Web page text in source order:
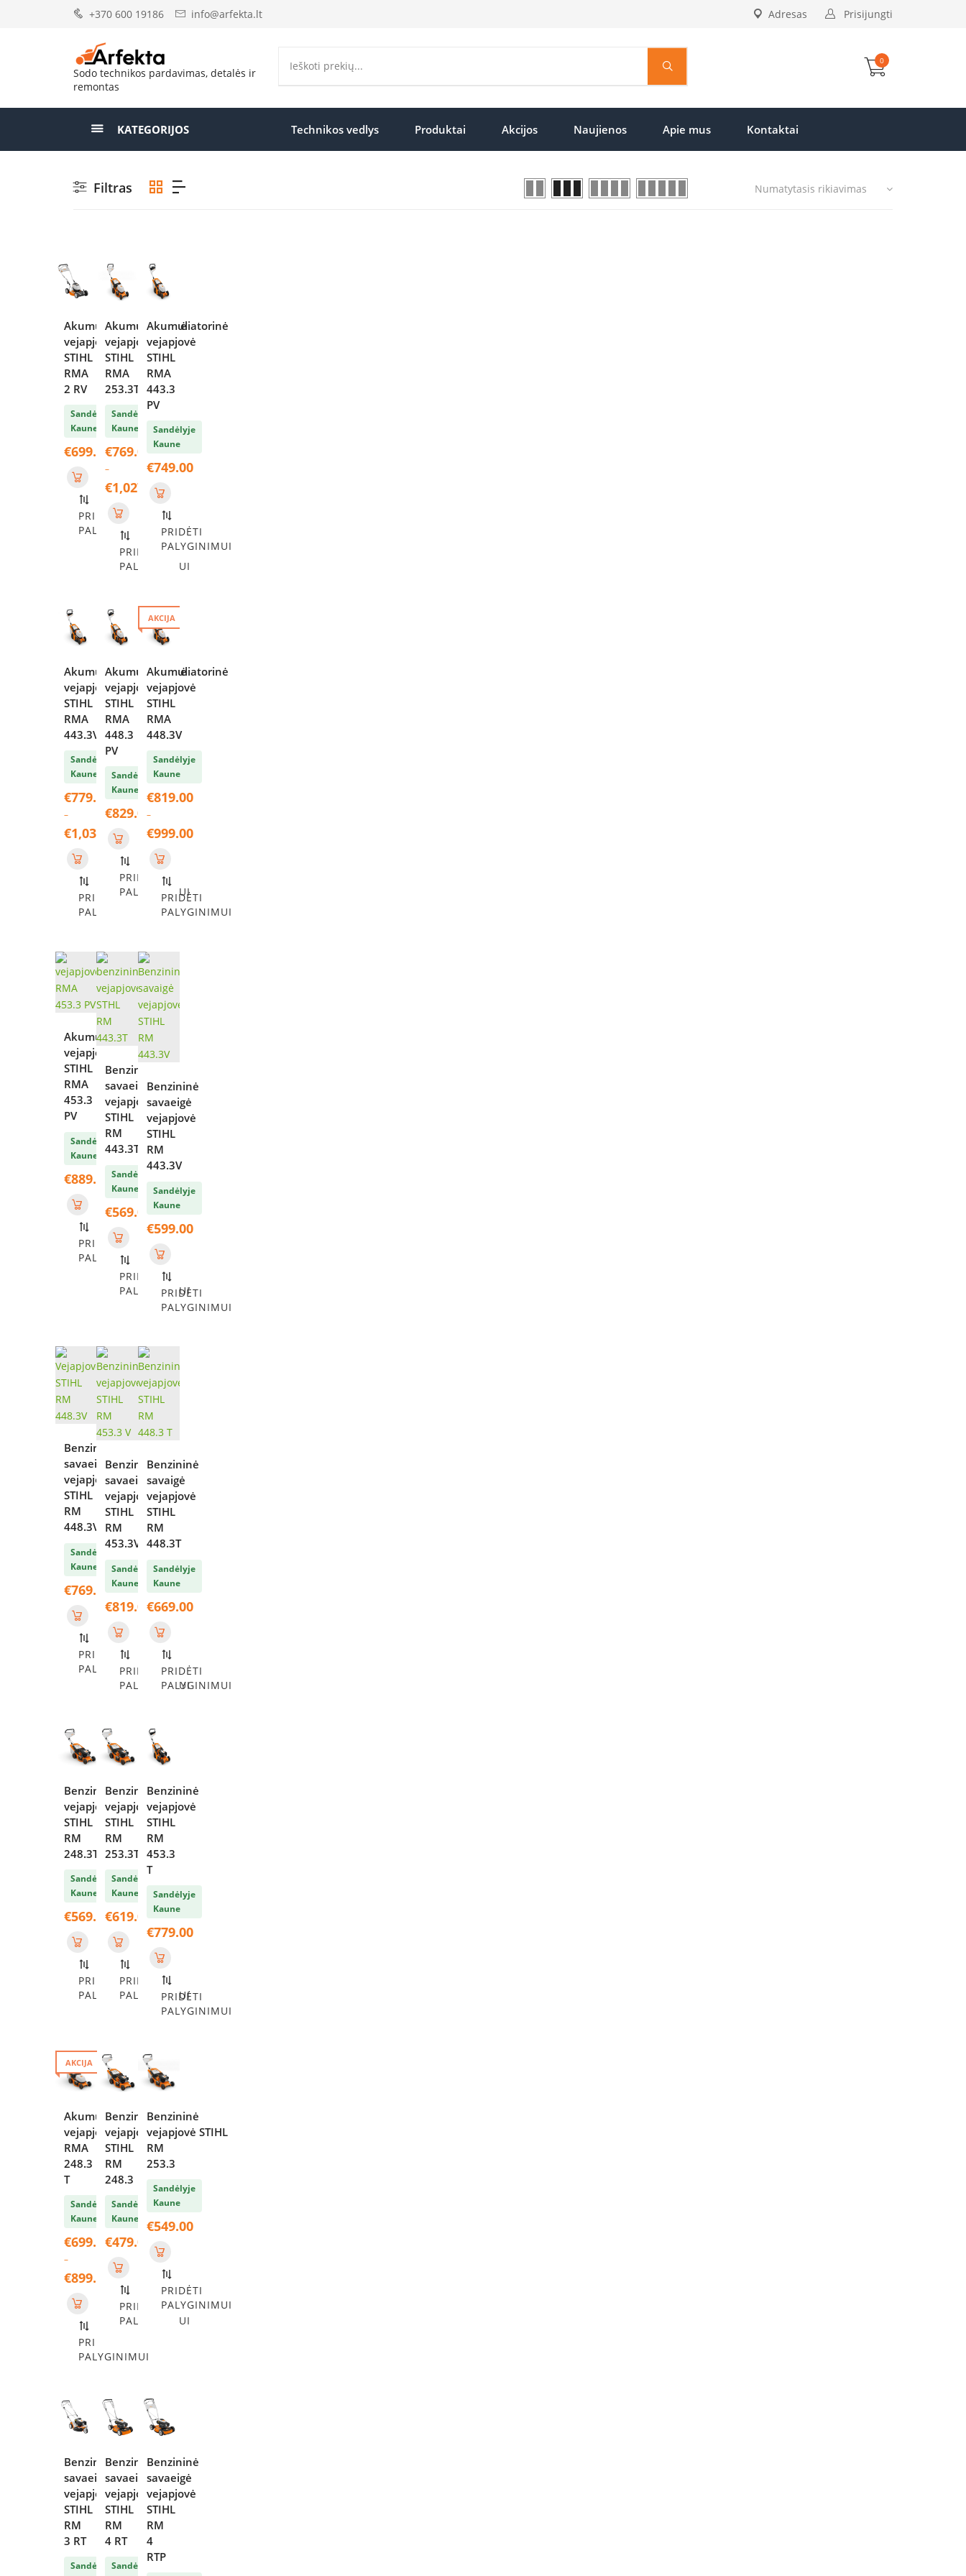
+370 600 19186 info@arfekta.lt Prisijungti
Adresas
Sodo technikos pardavimas, detalės ir
remontas
0
KATEGORIJOS Technikos vedlys Produktai Akcijos Naujienos Apie mus Kontaktai
Filtras
Akumuliatorinė
vejapjovė
STIHL
RMA
2 RV
Sandėlyje
Kaune
€699.00
PRIDĖTI
PALYGINIMUI
Akumuliatorinė
vejapjovė
STIHL
RMA
253.3T
Sandėlyje
Kaune
€769.00
–
€1,027.00
range:
€769.00
through
€1,027.00
PRIDĖTI
PALYGINIMUI
Akumuliatorinė
vejapjovė
STIHL
RMA
443.3
PV
Sandėlyje
Kaune
€749.00
PRIDĖTI
PALYGINIMUI
Akumuliatorinė
vejapjovė
STIHL
RMA
443.3V
Sandėlyje
Kaune
€779.00
–
€1,037.00
range:
€779.00
through
€1,037.00
PRIDĖTI
PALYGINIMUI
Akumuliatorinė
vejapjovė
STIHL
RMA
448.3
PV
Sandėlyje
Kaune
€829.00
PRIDĖTI
PALYGINIMUI
AKCIJA
Akumuliatorinė
vejapjovė
STIHL
RMA
448.3V
Sandėlyje
Kaune
€819.00
–
€999.00
range:
€819.00
through
€999.00
PRIDĖTI
PALYGINIMUI
Akumuliatorinė
vejapjovė
STIHL
RMA
453.3
PV
Sandėlyje
Kaune
€889.00
PRIDĖTI
PALYGINIMUI
Benzininė
savaeigė
vejapjovė
STIHL
RM
443.3T
Sandėlyje
Kaune
€569.00
PRIDĖTI
PALYGINIMUI
Benzininė
savaeigė
vejapjovė
STIHL
RM
443.3V
Sandėlyje
Kaune
€599.00
PRIDĖTI
PALYGINIMUI
Benzininė
savaeigė
vejapjovė
STIHL
RM
448.3V
Sandėlyje
Kaune
€769.00
PRIDĖTI
PALYGINIMUI
Benzininė
savaeigė
vejapjovė
STIHL
RM
453.3V
Sandėlyje
Kaune
€819.00
PRIDĖTI
PALYGINIMUI
Benzininė
savaigė
vejapjovė
STIHL
RM
448.3T
Sandėlyje
Kaune
€669.00
PRIDĖTI
PALYGINIMUI
Benzininė
vejapjovė
STIHL
RM
248.3T
Sandėlyje
Kaune
€569.00
PRIDĖTI
PALYGINIMUI
Benzininė
vejapjovė
STIHL
RM
253.3T
Sandėlyje
Kaune
€619.00
PRIDĖTI
PALYGINIMUI
Benzininė
vejapjovė
STIHL
RM
453.3
T
Sandėlyje
Kaune
€779.00
PRIDĖTI
PALYGINIMUI
AKCIJA
Akumuliatorinė
vejapjovė STIHL
RMA
248.3
T
Sandėlyje
Kaune
€699.00
–
€899.00
range:
€699.00
through
€899.00
PRIDĖTI
PALYGINIMUI
Benzininė
vejapjovė
STIHL
RM
248.3
Sandėlyje
Kaune
€479.00
PRIDĖTI
PALYGINIMUI
Benzininė
vejapjovė STIHL
RM
253.3
Sandėlyje
Kaune
€549.00
PRIDĖTI
PALYGINIMUI
Benzininė
savaeigė
vejapjovė
STIHL
RM
3 RT
Sandėlyje
Benzininė
savaeigė
vejapjovė
STIHL
RM
4 RT
Sandėlyje
Benzininė
savaeigė
vejapjovė
STIHL
RM
4
RTP